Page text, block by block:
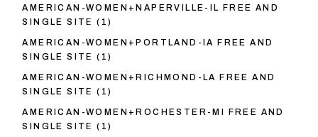
AMERICAN-WOMEN+NAPERVILLE-IL FREE AND
SINGLE SITE (1)
AMERICAN-WOMEN+PORTLAND-IA FREE AND
SINGLE SITE (1)
AMERICAN-WOMEN+RICHMOND-LA FREE AND
SINGLE SITE (1)
AMERICAN-WOMEN+ROCHESTER-MI FREE AND
SINGLE SITE (1)